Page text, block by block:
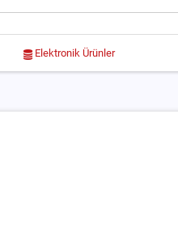
Elektronik Ürünler